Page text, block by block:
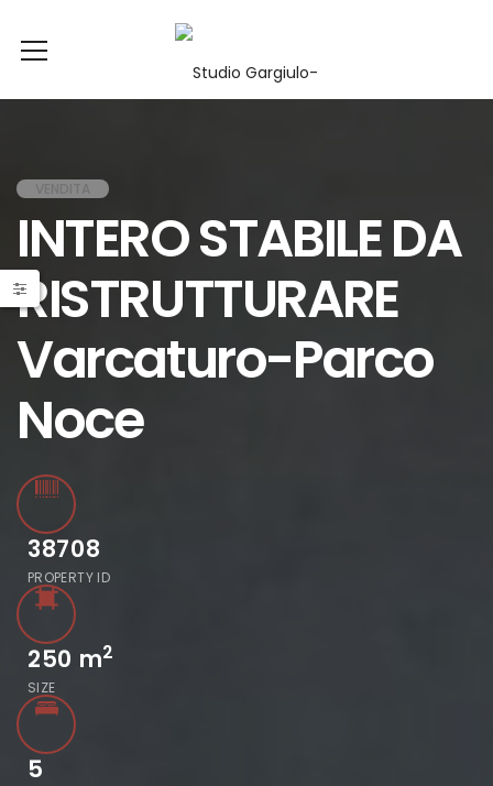
INTERO STABILE DA
RISTRUTTURARE
Varcaturo-Parco
Noce
38708
PROPERTY ID
250 m2
SIZE
5